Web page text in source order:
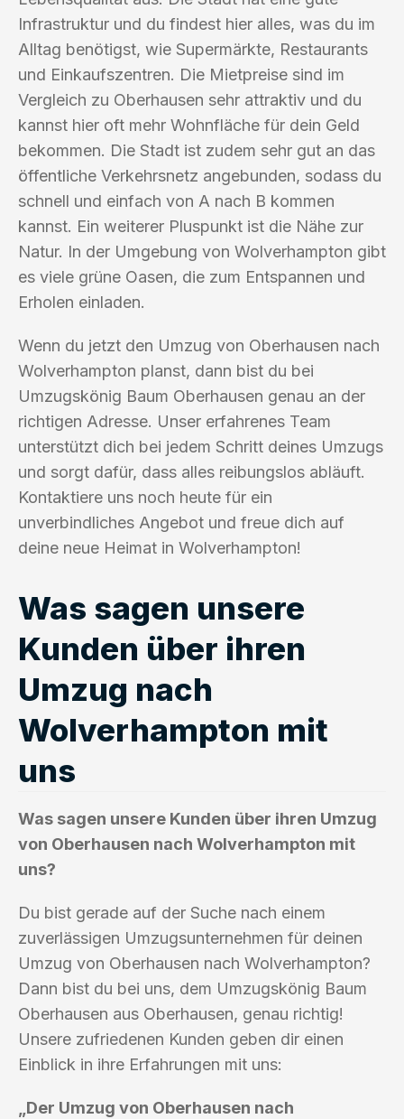
Infrastruktur und du findest hier alles, was du im
Alltag benötigst, wie Supermärkte, Restaurants
und Einkaufszentren. Die Mietpreise sind im
Vergleich zu Oberhausen sehr attraktiv und du
kannst hier oft mehr Wohnfläche für dein Geld
bekommen. Die Stadt ist zudem sehr gut an das
öffentliche Verkehrsnetz angebunden, sodass du
schnell und einfach von A nach B kommen
kannst. Ein weiterer Pluspunkt ist die Nähe zur
Natur. In der Umgebung von Wolverhampton gibt
es viele grüne Oasen, die zum Entspannen und
Erholen einladen.
Wenn du jetzt den Umzug von Oberhausen nach
Wolverhampton planst, dann bist du bei
Umzugskönig Baum Oberhausen genau an der
richtigen Adresse. Unser erfahrenes Team
unterstützt dich bei jedem Schritt deines Umzugs
und sorgt dafür, dass alles reibungslos abläuft.
Kontaktiere uns noch heute für ein
unverbindliches Angebot und freue dich auf
deine neue Heimat in Wolverhampton!
Was sagen unsere
Kunden über ihren
Umzug nach
Wolverhampton mit
uns
Was sagen unsere Kunden über ihren Umzug
von Oberhausen nach Wolverhampton mit
uns?
Du bist gerade auf der Suche nach einem
zuverlässigen Umzugsunternehmen für deinen
Umzug von Oberhausen nach Wolverhampton?
Dann bist du bei uns, dem Umzugskönig Baum
Oberhausen aus Oberhausen, genau richtig!
Unsere zufriedenen Kunden geben dir einen
Einblick in ihre Erfahrungen mit uns:
„Der Umzug von Oberhausen nach